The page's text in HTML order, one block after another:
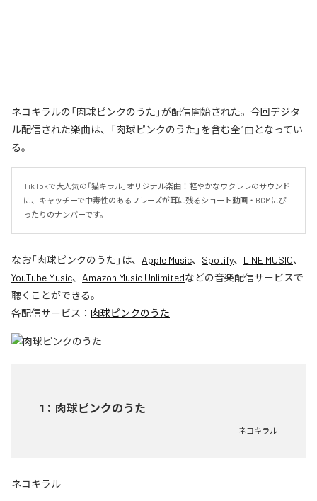
ネコキラルの「肉球ピンクのうた」が配信開始された。今回デジタ
ル配信された楽曲は、「肉球ピンクのうた」を含む全1曲となってい
る。
TikTokで大人気の「猫キラル」オリジナル楽曲！軽やかなウクレレのサウンド
に、キャッチーで中毒性のあるフレーズが耳に残るショート動画・BGMにぴ
ったりのナンバーです。
なお「肉球ピンクのうた 」は、 Apple Music、 Spotify、 LINE MUSIC、
YouTube Music、 Amazon Music Unlimitedなどの音楽配信サービスで
聴くことができる。
各配信サービス： 肉球ピンクのうた
1 ： 肉球ピンクのうた
ネコキラル
ネコキラル